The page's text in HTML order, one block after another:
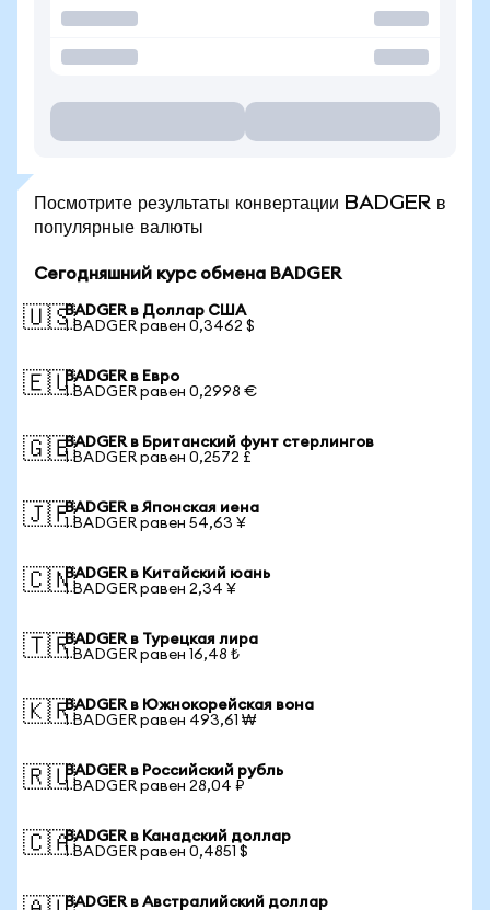
Посмотрите результаты конвертации BADGER в
популярные валюты
Сегодняшний курс обмена BADGER
🇺🇸BADGER в Доллар США
1 BADGER равен 0,3462 $
🇪🇺BADGER в Евро
1 BADGER равен 0,2998 €
🇬🇧BADGER в Британский фунт стерлингов
1 BADGER равен 0,2572 £
🇯🇵BADGER в Японская иена
1 BADGER равен 54,63 ¥
🇨🇳BADGER в Китайский юань
1 BADGER равен 2,34 ¥
🇹🇷BADGER в Турецкая лира
1 BADGER равен 16,48 ₺
🇰🇷BADGER в Южнокорейская вона
1 BADGER равен 493,61 ₩
🇷🇺BADGER в Российский рубль
1 BADGER равен 28,04 ₽
🇨🇦BADGER в Канадский доллар
1 BADGER равен 0,4851 $
BADGER в Австралийский доллар